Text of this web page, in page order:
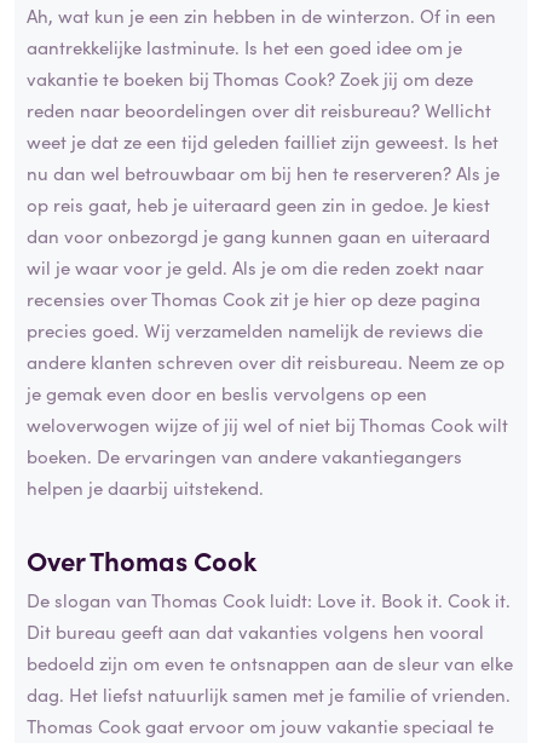
Ah, wat kun je een zin hebben in de winterzon. Of in een
aantrekkelijke lastminute. Is het een goed idee om je
vakantie te boeken bij Thomas Cook? Zoek jij om deze
reden naar beoordelingen over dit reisbureau? Wellicht
weet je dat ze een tijd geleden failliet zijn geweest. Is het
nu dan wel betrouwbaar om bij hen te reserveren? Als je
op reis gaat, heb je uiteraard geen zin in gedoe. Je kiest
dan voor onbezorgd je gang kunnen gaan en uiteraard
wil je waar voor je geld. Als je om die reden zoekt naar
recensies over Thomas Cook zit je hier op deze pagina
precies goed. Wij verzamelden namelijk de reviews die
andere klanten schreven over dit reisbureau. Neem ze op
je gemak even door en beslis vervolgens op een
weloverwogen wijze of jij wel of niet bij Thomas Cook wilt
boeken. De ervaringen van andere vakantiegangers
helpen je daarbij uitstekend.
Over Thomas Cook
De slogan van Thomas Cook luidt: Love it. Book it. Cook it.
Dit bureau geeft aan dat vakanties volgens hen vooral
bedoeld zijn om even te ontsnappen aan de sleur van elke
dag. Het liefst natuurlijk samen met je familie of vrienden.
Thomas Cook gaat ervoor om jouw vakantie speciaal te